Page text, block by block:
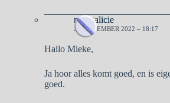
naargalicie
28 NOVEMBER 2022 – 18:17
Hallo Mieke,
Ja hoor alles komt goed, en is
goed.